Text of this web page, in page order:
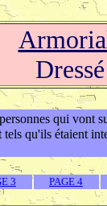
qui vont
qu'ils étaient
3 PAGE 4